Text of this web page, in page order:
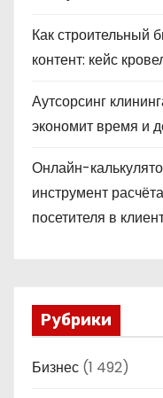
Как строительный
контент: кейс
Аутсорсинг
экономит время и
Онлайн-
инструмент
посетителя в
Рубрики
Бизнес (1 492)